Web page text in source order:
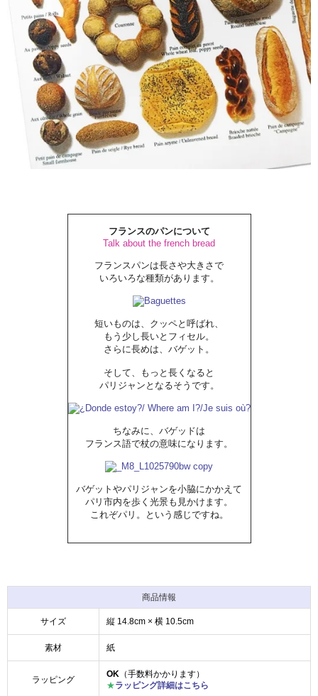
フランスのパンについて
Talk about the french bread
フランスパンは長さや大きさで
いろいろな種類があります。
短いものは、クッペと呼ばれ、
もう少し長いとフィセル。
さらに長めは、バゲット。
そして、もっと長くなると
パリジャンとなるそうです。
ちなみに、バゲッドは
フランス語で杖の意味になります。
バゲットやパリジャンを小脇にかかえて
パリ市内を歩く光景も見かけます。
これぞパリ。という感じですね。
商品情報
サイズ 縦 14.8cm × 横 10.5cm
素材 紙
ラッピング
OK （手数料かかります）
★ラッピング詳細はこちら